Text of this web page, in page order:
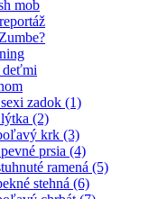
mob
deťmi
zadok (1)
(2)
krk (3)
prsia (4)
ramená (5)
stehná (6)